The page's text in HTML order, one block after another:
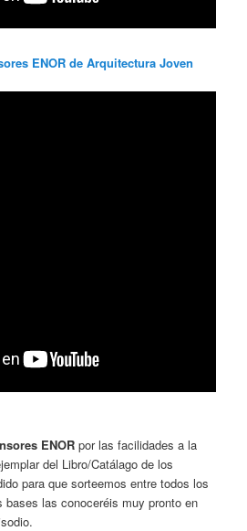
ENOR de Arquitectura Joven
ENOR por las facilidades a la
del Libro/Catálago de los
para que sorteemos entre todos los
las conoceréis muy pronto en